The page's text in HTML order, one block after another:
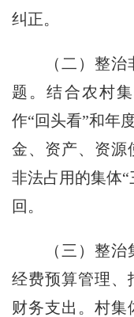
纠正。
（二）整
题。结合农村
作“回头看”和年
金、资产、资源
非法占用的集体
回。
（三）整
经费预算管理、
财务支出。村集